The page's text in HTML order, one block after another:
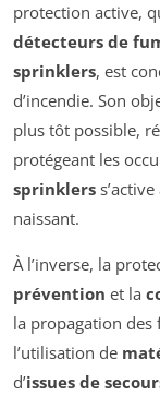
protection active,
détecteurs de
sprinklers, est
d’incendie. Son
plus tôt possible,
protégeant les
sprinklers
naissant.
À l’inverse, la
prévention et la
la propagation des
l’utilisation de
d’issues de